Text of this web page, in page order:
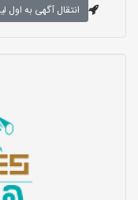
انتقال آگهی به اول